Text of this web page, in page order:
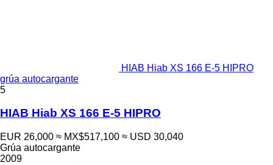
HIAB Hiab XS 166 E-5 HIPRO
grúa autocargante
5
HIAB Hiab XS 166 E-5 HIPRO
EUR 26,000 ≈ MX$517,100 ≈ USD 30,040
Grúa autocargante
2009